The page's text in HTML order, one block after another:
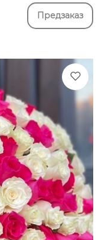
Предзаказ